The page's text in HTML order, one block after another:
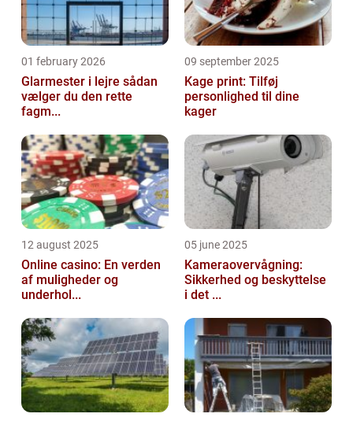
01 february 2026
Glarmester i lejre sådan
vælger du den rette
fagm...
09 september 2025
Kage print: Tilføj
personlighed til dine
kager
12 august 2025
Online casino: En verden
af muligheder og
underhol...
05 june 2025
Kameraovervågning:
Sikkerhed og beskyttelse
i det ...